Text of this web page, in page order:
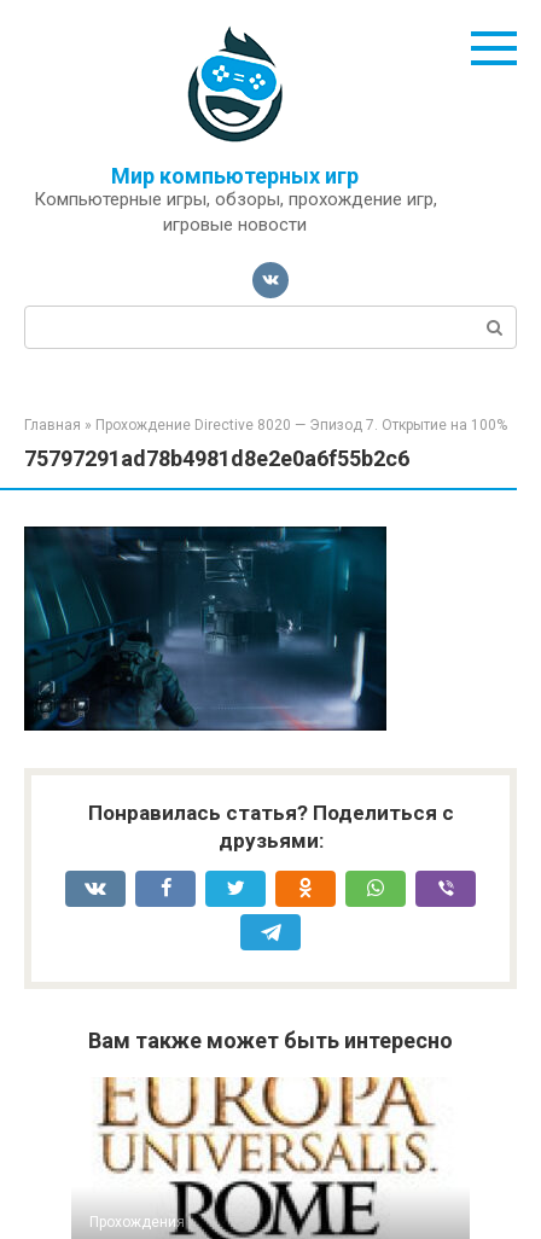
Мир компьютерных игр
Компьютерные игры, обзоры, прохождение игр,
игровые новости
Поиск:
Главная » Прохождение Directive 8020 — Эпизод 7. Открытие на 100%
75797291ad78b4981d8e2e0a6f55b2c6
Понравилась статья? Поделиться с
друзьями:
Вам также может быть интересно
Прохождения